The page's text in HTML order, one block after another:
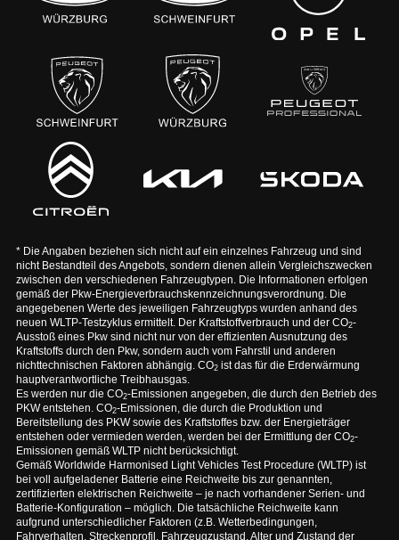
* Die Angaben beziehen sich nicht auf ein einzelnes Fahrzeug und sind
nicht Bestandteil des Angebots, sondern dienen allein Vergleichszwecken
zwischen den verschiedenen Fahrzeugtypen. Die Informationen erfolgen
gemäß der Pkw-Energieverbrauchskennzeichnungsverordnung. Die
angegebenen Werte des jeweiligen Fahrzeugtyps wurden anhand des
neuen WLTP-Testzyklus ermittelt. Der Kraftstoffverbrauch und der CO2-
Ausstoß eines Pkw sind nicht nur von der effizienten Ausnutzung des
Kraftstoffs durch den Pkw, sondern auch vom Fahrstil und anderen
nichttechnischen Faktoren abhängig. CO2ist das für die Erderwärmung
hauptverantwortliche Treibhausgas.
Es werden nur die CO2-Emissionen angegeben, die durch den Betrieb des
PKW entstehen. CO2-Emissionen, die durch die Produktion und
Bereitstellung des PKW sowie des Kraftstoffes bzw. der Energieträger
entstehen oder vermieden werden, werden bei der Ermittlung der CO2-
Emissionen gemäß WLTP nicht berücksichtigt.
Gemäß Worldwide Harmonised Light Vehicles Test Procedure (WLTP) ist
bei voll aufgeladener Batterie eine Reichweite bis zur genannten,
zertifizierten elektrischen Reichweite – je nach vorhandener Serien- und
Batterie-Konfiguration – möglich. Die tatsächliche Reichweite kann
aufgrund unterschiedlicher Faktoren (z.B. Wetterbedingungen,
Fahrverhalten, Streckenprofil, Fahrzeugzustand, Alter und Zustand der